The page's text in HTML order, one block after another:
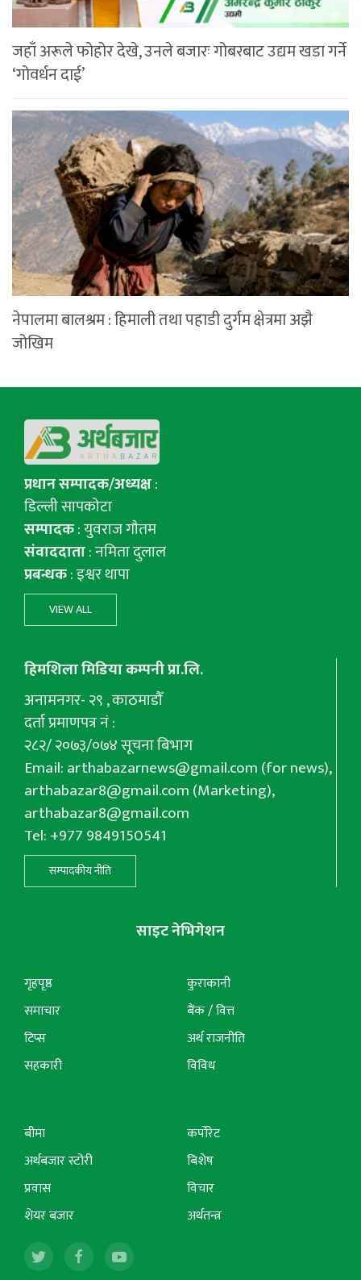
जहाँ अरूले फोहोर देखे, उनले बजारः गोबरबाट उद्यम खडा गर्ने
‘गोवर्धन दाई’
नेपालमा बालश्रम : हिमाली तथा पहाडी दुर्गम क्षेत्रमा अझै
जोखिम
प्रधान सम्पादक/अध्यक्ष:
डिल्ली सापकोटा
सम्पादक: युवराज गाैतम
संवाददाता: नमिता दुलाल
प्रबन्धक: इश्वर थापा
VIEW ALL
हिमशिला मिडिया कम्पनी प्रा.लि.
अनामनगर- २९ , काठमाडौँ
दर्ता प्रमाणपत्र नं :
२८२/ २०७३/०७४ सूचना बिभाग
Email:arthabazarnews@gmail.com(for news),
arthabazar8@gmail.com(Marketing),
arthabazar8@gmail.com
Tel: +977 9849150541
सम्पादकीय नीति
साइट नेभिगेशन
गृहपृष्ठ
समाचार
टिप्स
सहकारी
कुराकानी
बैंक / वित्त
अर्थ राजनीति
विविध
बीमा
अर्थबजार स्टोरी
प्रवास
शेयर बजार
कर्पोरेट
बिशेष
विचार
अर्थतन्त्र